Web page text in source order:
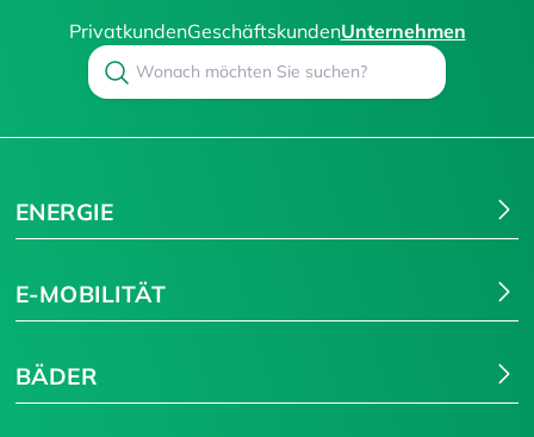
PrivatkundenGeschäftskundenUnternehmen
Search
ENERGIE
E-MOBILITÄT
BÄDER